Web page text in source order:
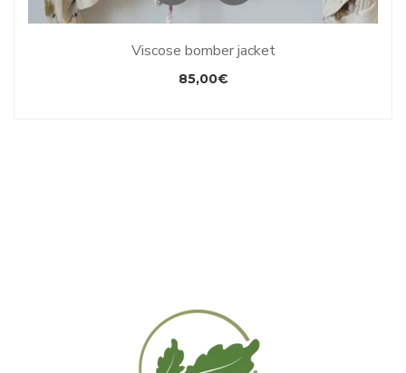
Viscose bomber jacket
85,00€